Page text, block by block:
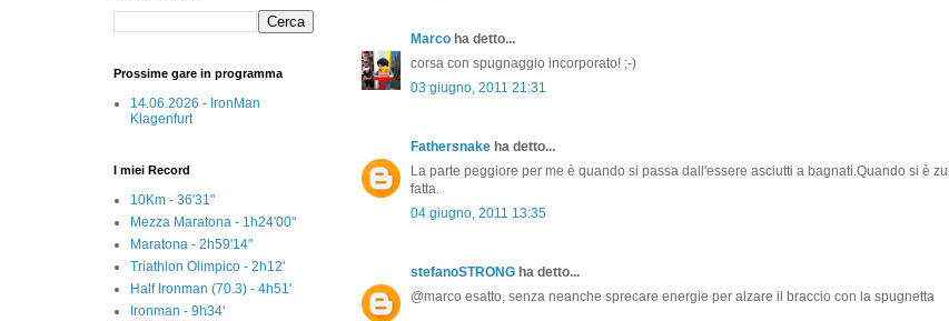
Marco ha detto...
corsa con spugnaggio incorporato! ;-)
03 giugno, 2011 21:31
Fathersnake ha detto...
La parte peggiore per me è quando si passa dall'essere asciutti a bagnati.Quando si è
fatta.
04 giugno, 2011 13:35
stefanoSTRONG ha detto...
@marco esatto, senza neanche sprecare energie per alzare il braccio con la spugnetta
Prossime gare in programma
14.06.2026 - IronMan
Klagenfurt
I miei Record
10Km - 36'31"
Mezza Maratona - 1h24'00"
Maratona - 2h59'14"
Triathlon Olimpico - 2h12'
Half Ironman (70.3) - 4h51'
Ironman - 9h34'